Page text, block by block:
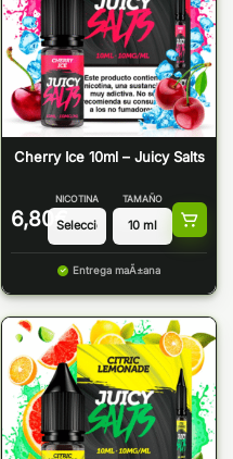
Cherry Ice 10ml – Juicy Salts
6,80 €
NICOTINA TAMAÑO
Entrega maÃ±ana